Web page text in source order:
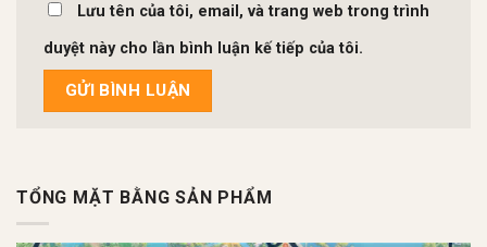
Lưu tên của tôi, email, và trang web trong trình
duyệt này cho lần bình luận kế tiếp của tôi.
TỔNG MẶT BẰNG SẢN PHẨM